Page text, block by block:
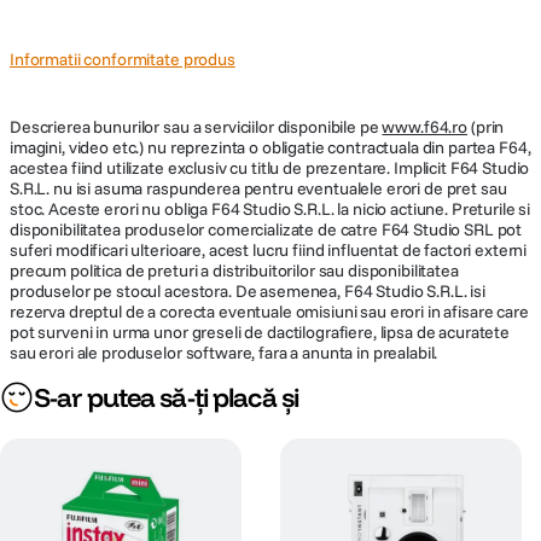
expunerii
±2/3EV, +1EV
extern
Nu se aplica
Raza efectiva
blit
0.6m - 2.7 m
ECRAN / VIEWFINDER:
Vizor DA
DOF Preview Nespecificat
Informatii conformitate produs
Descrierea bunurilor sau a serviciilor disponibile pewww.f64.ro(prin
imagini, video etc.) nu reprezinta o obligatie contractuala din partea F64,
acestea fiind utilizate exclusiv cu titlu de prezentare. Implicit F64 Studio
S.R.L. nu isi asuma raspunderea pentru eventualele erori de pret sau
stoc. Aceste erori nu obliga F64 Studio S.R.L. la nicio actiune. Preturile si
disponibilitatea produselor comercializate de catre F64 Studio SRL pot
suferi modificari ulterioare, acest lucru fiind influentat de factori externi
precum politica de preturi a distribuitorilor sau disponibilitatea
produselor pe stocul acestora. De asemenea, F64 Studio S.R.L. isi
rezerva dreptul de a corecta eventuale omisiuni sau erori in afisare care
pot surveni in urma unor greseli de dactilografiere, lipsa de acuratete
sau erori ale produselor software, fara a anunta in prealabil.
S-ar putea să-ți placă și